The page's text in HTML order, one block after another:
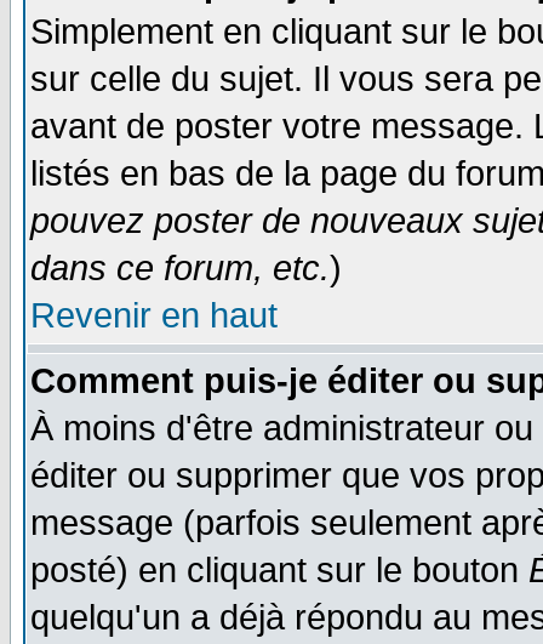
Simplement en cliquant sur le
sur celle du sujet. Il vous sera
avant de poster votre
listés en bas de la page du
pouvez poster de nouveaux
dans ce forum, etc.)
Revenir en haut
Comment puis-je éditer ou
À moins d'être administrateur
éditer ou supprimer que vos
message (parfois seulement
posté) en cliquant sur le bouton
quelqu'un a déjà répondu au